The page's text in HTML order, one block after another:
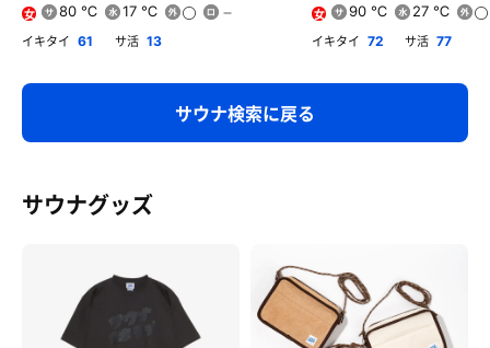
女 80 ℃ 17 ℃
イキタイ 61 サ活 13
女 90 ℃ 27 ℃
イキタイ 72 サ活 77
サウナ検索に戻る
サウナグッズ